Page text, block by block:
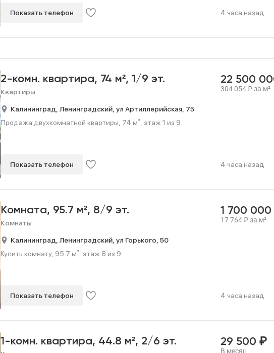
Показать телефон 4 часа назад
2-комн. квартира, 74 м², 1/9 эт.
Квартиры
22 500
304 054₽за м²
Калининград, Ленинградский, ул Артиллерийская, 75
Продажа двухкомнатной квартиры, 74 м², этаж 1 из 9.
Показать телефон 4 часа назад
Комната, 95.7 м², 8/9 эт.
Комнаты
1 700 000
17 764₽за м²
Калининград, Ленинградский, ул Горького, 50
Купить комнату, 95.7 м², этаж 8 из 9.
Показать телефон 4 часа назад
1-комн. квартира, 44.8 м², 2/6 эт. 29 500 ₽
В месяц